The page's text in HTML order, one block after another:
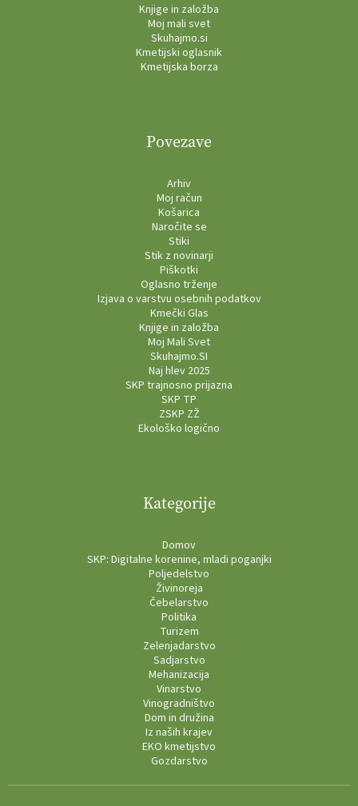
Knjige in založba
Moj mali svet
Skuhajmo.si
Kmetijski oglasnik
Kmetijska borza
Povezave
Arhiv
Moj račun
Košarica
Naročite se
Stiki
Stik z novinarji
Piškotki
Oglasno trženje
Izjava o varstvu osebnih podatkov
Kmečki Glas
Knjige in založba
Moj Mali Svet
Skuhajmo.SI
Naj hlev 2025
SKP trajnosno prijazna
SKP TP
ZSKP ZŽ
Ekološko logično
Kategorije
Domov
SKP: Digitalne korenine, mladi poganjki
Poljedelstvo
Živinoreja
Čebelarstvo
Politika
Turizem
Zelenjadarstvo
Sadjarstvo
Mehanizacija
Vinarstvo
Vinogradništvo
Dom in družina
Iz naših krajev
EKO kmetijstvo
Gozdarstvo